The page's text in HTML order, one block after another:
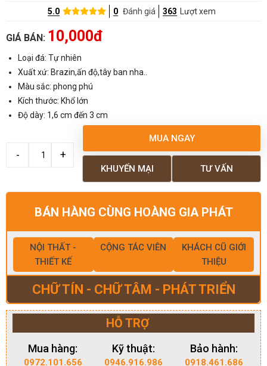
5.0 0 Đánh giá 363 Lượt xem
GIÁ BÁN: 10,000đ
Loại đá: Tự nhiên
Xuất xứ: Brazin,ấn độ,tây ban nha..
Màu sắc: phong phú
Kích thước: Khổ lớn
Độ dày: 1,6 cm đến 3 cm
MUA NGAY
TƯ VẤN
KHUYẾN MẠI
BÁN HÀNG CÙNG HOÀNG GIA PHÁT
NỘI THẤT -
THIẾT KẾ
CỘNG TÁC VIÊN
KHÁCH CŨ GIỚI
THIỆU
CHỮ TÍN - CHỮ TÂM - PHÁT TRIỂN
HỖ TRỢ
Mua hàng:
0972.101.656
Kỹ thuật:
0946.916.986
Bảo hành:
0918.461.686